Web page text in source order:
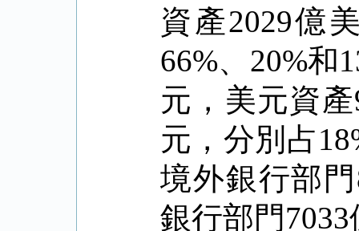
資產2029億
66%、 20%和
元，美元資產
元，分別占
境外銀行部門
銀行部門7033